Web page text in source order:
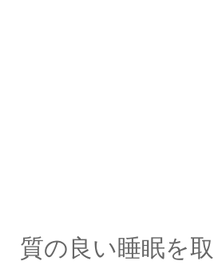
質の良い睡眠を